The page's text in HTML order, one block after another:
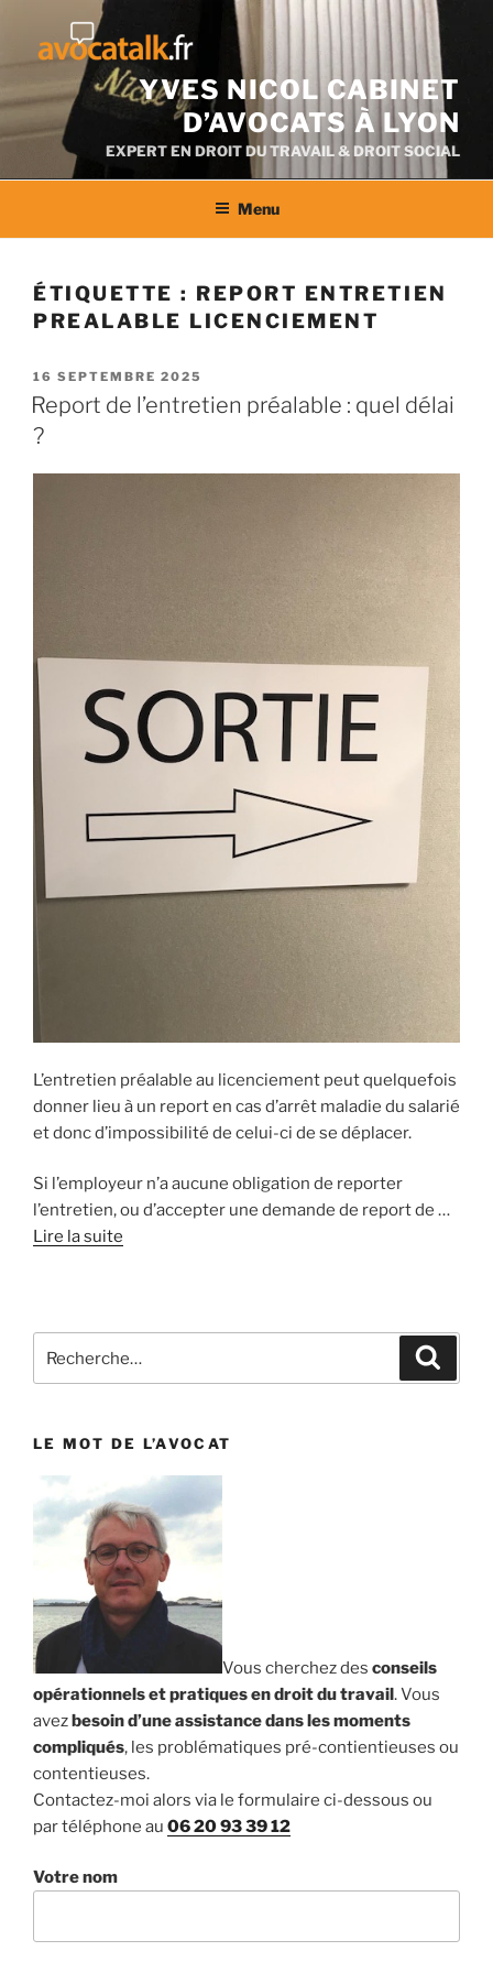
contenu
YVES NICOL CABINET
D’AVOCATS À LYON
EXPERT EN DROIT DU TRAVAIL & DROIT SOCIAL
Menu
ÉTIQUETTE : REPORT ENTRETIEN
PREALABLE LICENCIEMENT
PUBLIÉ
LE
16 SEPTEMBRE 2025
Report de l’entretien préalable : quel délai
?
L’entretien préalable au licenciement peut quelquefois
donner lieu à un report en cas d’arrêt maladie du salarié
et donc d’impossibilité de celui-ci de se déplacer.
Si l’employeur n’a aucune obligation de reporter
l’entretien, ou d’accepter une demande de report de …
Lire la suite
LE MOT DE L’AVOCAT
Vous cherchez des conseils
opérationnels et pratiques en droit du travail. Vous
avezbesoin d’une assistance dans les moments
compliqués, les problématiques pré-contientieuses ou
contentieuses.
Contactez-moi alors via le formulaire ci-dessous ou
par téléphone au 06 20 93 39 12
Votre nom